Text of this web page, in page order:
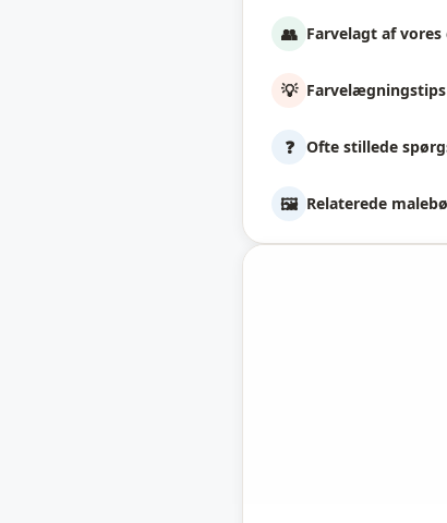
👥 Farvelagt af
💡 Farvelægningstips
❓ Ofte stillede
🖼️ Relaterede